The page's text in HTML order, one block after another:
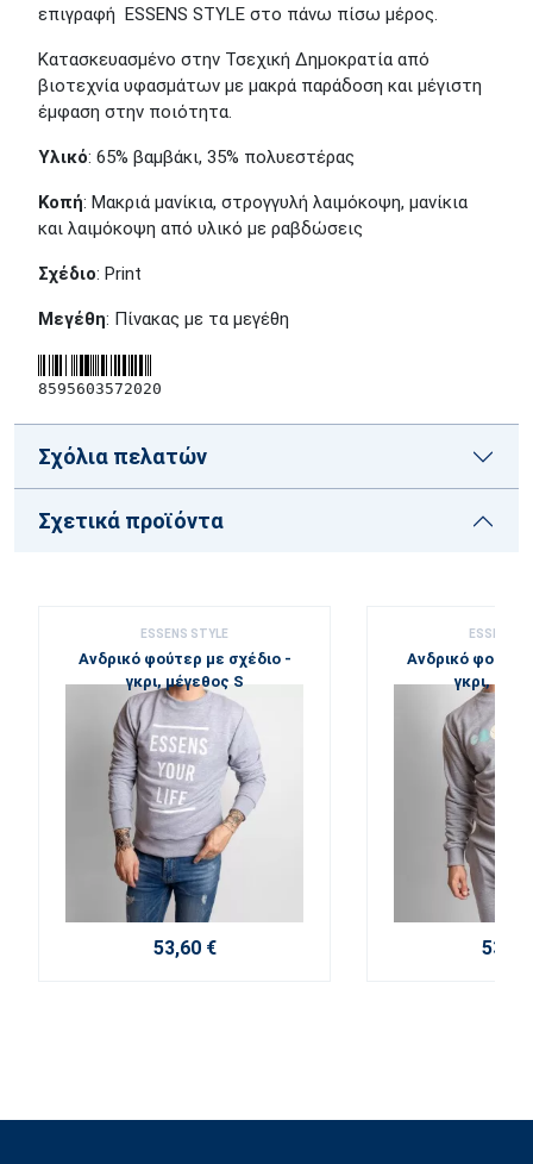
επιγραφή ESSENS STYLE στο πάνω πίσω μέρος.
Κατασκευασμένο στην Τσεχική Δημοκρατία από
βιοτεχνία υφασμάτων με μακρά παράδοση και μέγιστη
έμφαση στην ποιότητα.
Υλικό: 65% βαμβάκι, 35% πολυεστέρας
Κοπή: Μακριά μανίκια, στρογγυλή λαιμόκοψη, μανίκια
και λαιμόκοψη από υλικό με ραβδώσεις
Σχέδιο: Print
Μεγέθη: Πίνακας με τα μεγέθη
8595603572020
Σχόλια πελατών
Σχετικά προϊόντα
ESSENS STYLE
Ανδρικό φούτερ με σχέδιο -
γκρι, μέγεθος S
53,60 €
ESSENS
Ανδρικό
γκρι,
53,60